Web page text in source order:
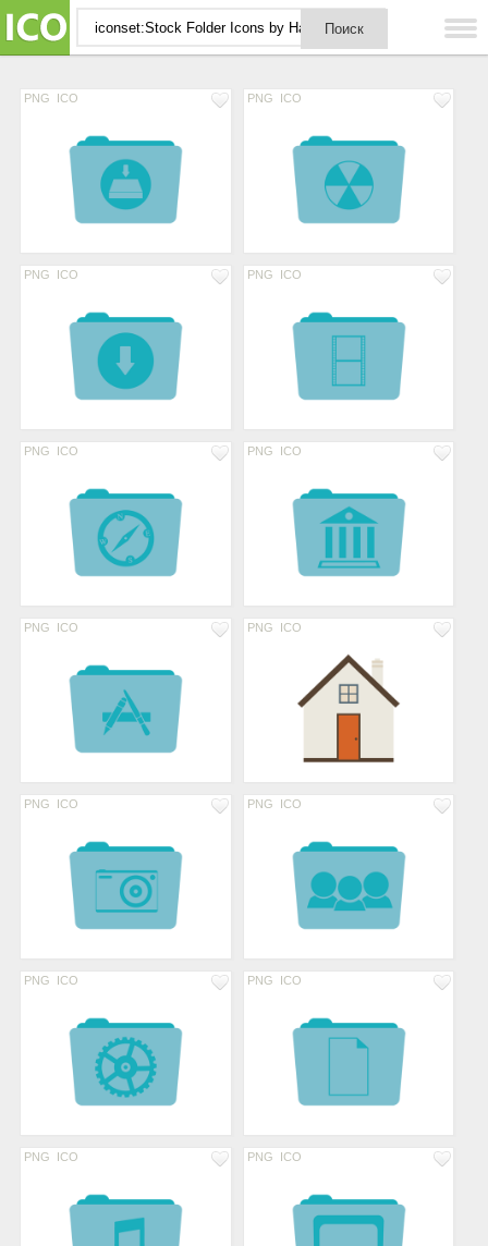
PNG ICO PNG ICO
PNG ICO PNG ICO
PNG ICO PNG ICO
PNG ICO PNG ICO
PNG ICO PNG ICO
PNG ICO PNG ICO
PNG ICO PNG ICO